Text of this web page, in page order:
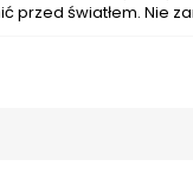
przed światłem. Nie